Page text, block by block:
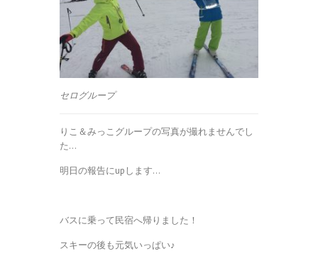
セログループ
りこ＆みっこグループの写真が撮れませんでし
た…
明日の報告にupします…
バスに乗って民宿へ帰りました！
スキーの後も元気いっぱい♪